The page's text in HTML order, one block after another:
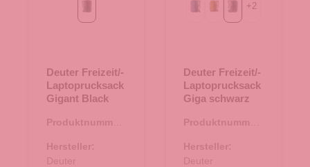
Black
Deuter Freizeit/-
Laptoprucksack
Gigant Black
Produktnummer:
Hersteller:
Deuter
atlantic-ink
kelp-norischwarz
+2
Deuter Freizeit/-
Laptoprucksack
Giga schwarz
Produktnummer:
Hersteller:
Deuter